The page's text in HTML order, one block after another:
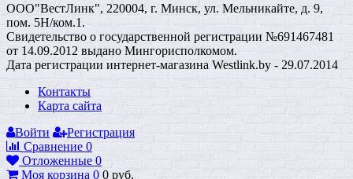
ООО"ВестЛинк", 220004, г. Минск, ул. Мельникайте, д. 9,
пом. 5Н/ком.1.
Свидетельство о государственной регистрации №691467481
от 14.09.2012 выдано Мингорисполкомом.
Дата регистрации интернет-магазина Westlink.by - 29.07.2014
Контакты
Карта сайта
Войти
Регистрация
Сравнение 0
Отложенные 0
Моя корзина 0 0 руб.